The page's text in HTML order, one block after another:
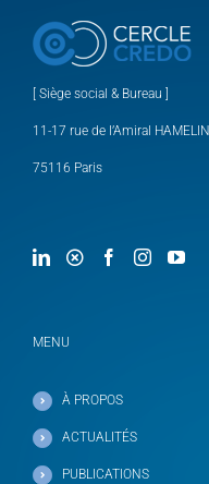
[ Siège social & Bureau ]
11-17 rue de l’Amiral HAMELIN
75116 Paris
MENU
À PROPOS
ACTUALITÉS
PUBLICATIONS